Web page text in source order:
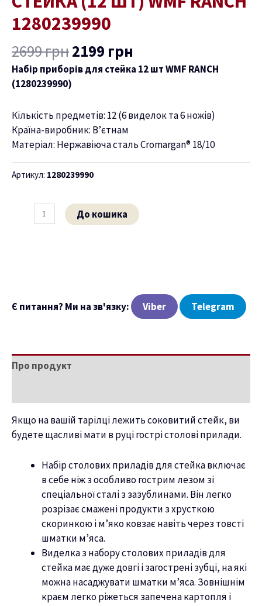
1280239990
2699грн2199 грн
Набір приборів для стейка 12 шт WMF RANCH
(1280239990)
Кількість предметів: 12 (6 виделок та 6 ножів)
Країна-виробник: В’єтнам
Матеріал: Нержавіюча сталь Cromargan® 18/10
Артикул: 1280239990
До кошика
Є питання? Ми на зв'язку: Viber Telegram
Про продукт
Якщо на вашій тарілці лежить соковитий стейк, ви
будете щасливі мати в руці гострі столові прилади.
Набір столових приладів для стейка включає
в себе ніж з особливо гострим лезом зі
спеціальної сталі з зазублинами. Він легко
розрізає смажені продукти з хрусткою
скоринкою і м’яко ковзає навіть через товсті
шматки м’яса.
Виделка з набору столових приладів для
стейка має дуже довгі і загострені зубці, на які
можна насаджувати шматки м’яса. Зовнішнім
краєм легко ріжеться запечена картопля і